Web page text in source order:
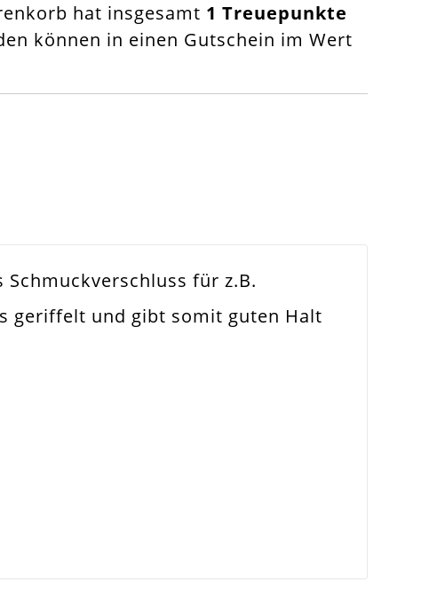
hat insgesamt 1 Treuepunkte
können in einen Gutschein im Wert
für z.B.
geriffelt und gibt somit guten Halt